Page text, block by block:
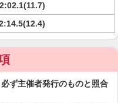
2:02.1(11.7)
ず主催者発行のものと照合